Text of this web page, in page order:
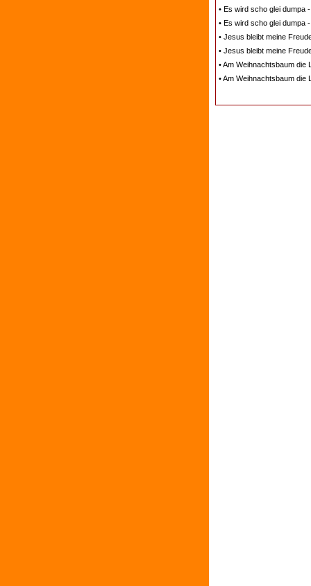
• Es wird scho glei dumpa
• Es wird scho glei dumpa
• Jesus bleibt meine
• Jesus bleibt meine
• Am Weihnachtsbaum
• Am Weihnachtsbaum